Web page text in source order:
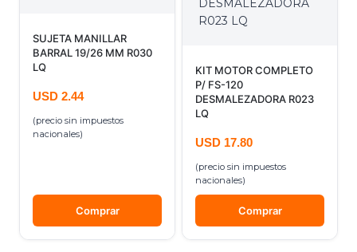
SUJETA MANILLAR
BARRAL 19/26 MM R030
LQ
USD 2.44
(precio sin impuestos
nacionales)
Comprar
KIT MOTOR COMPLETO
P/ FS-120
DESMALEZADORA R023
LQ
USD 17.80
(precio sin impuestos
nacionales)
Comprar